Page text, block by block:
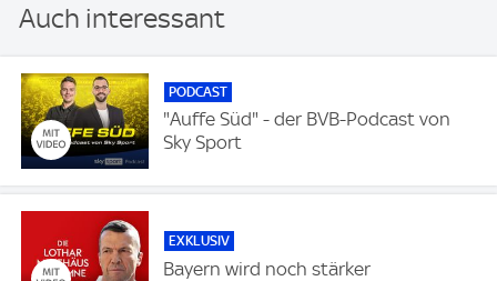
Auch interessant
PODCAST
"Auffe Süd" - der BVB-Podcast von
Sky Sport
EXKLUSIV
Bayern wird noch stärker